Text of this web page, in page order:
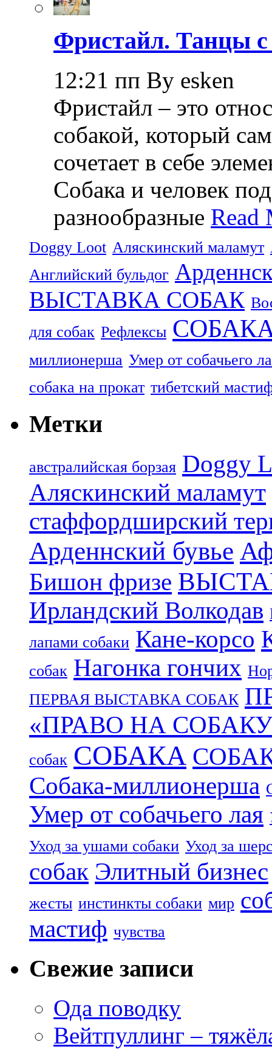
Фристайл. Танцы с
12:21 пп By esken
Фристайл – это
собакой, который
сочетает в себе
Собака и человек
разнообразные Read
Doggy Loot Аляскинский маламут
Английский бульдог
ВЫСТАВКА СОБАК
для собак Рефлексы
миллионерша Умер от собачьего
собака на прокат тибетский
Метки
aвстралийская борзая Doggy
Аляскинский маламут
стаффордширский
Арденнский бувье
Бишон фризе
Ирландский Волкодав
лапами собаки Кане-корсо
собак Нагонка гончих
ПЕРВАЯ ВЫСТАВКА СОБАК
«ПРАВО НА
собак СОБАКА
Собака-миллионерша
Умер от собачьего лая
Уход за ушами собаки Уход за
собак Элитный бизнес
жесты инстинкты собаки мир
мастиф чувства
Свежие записи
Ода поводку
Вейтпуллинг –